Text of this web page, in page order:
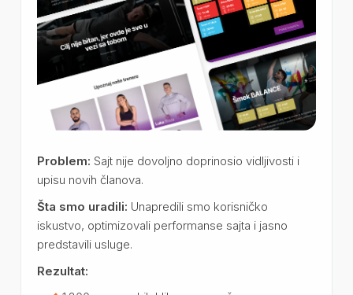
Problem: Sajt nije dovoljno doprinosio vidljivosti i
upisu novih članova.
Šta smo uradili: Unapredili smo korisničko
iskustvo, optimizovali performanse sajta i jasno
predstavili usluge.
Rezultat: